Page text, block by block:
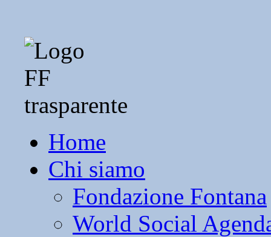
Home
Chi siamo
Fondazione Fontana
World Social